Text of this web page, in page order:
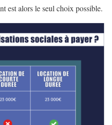
est alors le seul choix possible.